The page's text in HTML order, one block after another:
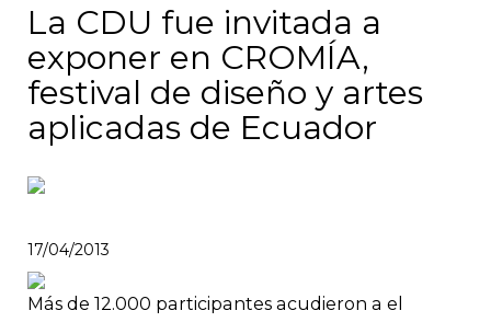
La CDU fue invitada a
exponer en CROMÍA,
festival de diseño y artes
aplicadas de Ecuador
17/04/2013
Más de 12.000 participantes acudieron a el